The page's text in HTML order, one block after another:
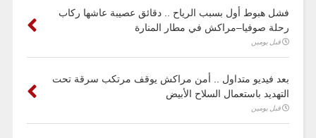
فشل هبوط أول بسبب الرياح .. دقائق عصيبة عاشها ركاب
رحلة صوفيا–مراكش في مطار المنارة
قبل يومين
بعد فيديو متداول .. أمن مراكش يوقف مرتكب سرقة تحت
التهديد باستعمال السلاح الأبيض
قبل يومين